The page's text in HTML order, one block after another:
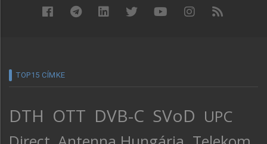
TOP15 CÍMKE
DTH OTT DVB-C SVoD UPC